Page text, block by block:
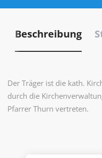
Beschreibung
Der Träger ist die kath.
durch die
Pfarrer Thurn vertreten.